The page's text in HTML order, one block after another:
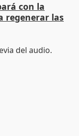
con la
regenerar las